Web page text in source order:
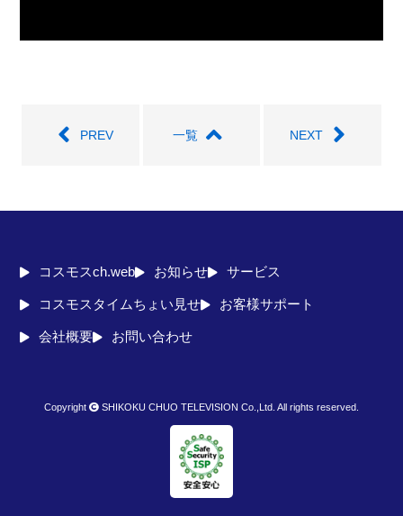
PREV 一覧 NEXT
コスモスch.web お知らせ サービス
コスモスタイムちょい見せ お客様サポート
会社概要 お問い合わせ
Copyright SHIKOKU CHUO TELEVISION Co.,Ltd. All rights reserved.